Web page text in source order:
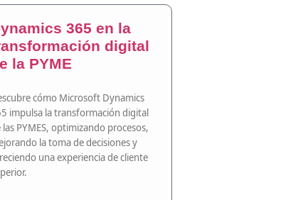
365 en la
digital
la PYME
cómo Microsoft Dynamics
impulsa la transformación digital
las PYMES, optimizando procesos,
la toma de decisiones y
una experiencia de cliente